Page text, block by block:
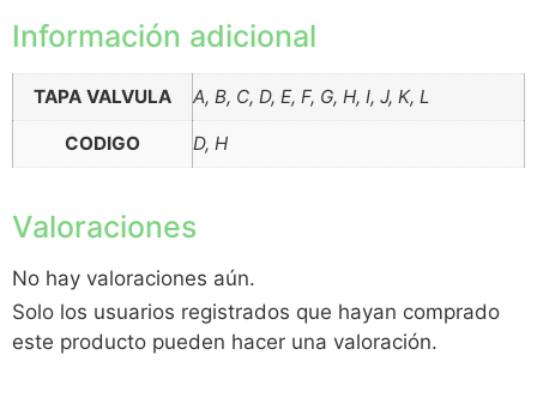
Información adicional
TAPA VALVULA A, B, C, D, E, F, G, H, I, J, K, L
CODIGO D, H
Valoraciones
No hay valoraciones aún.
Solo los usuarios registrados que hayan comprado
este producto pueden hacer una valoración.